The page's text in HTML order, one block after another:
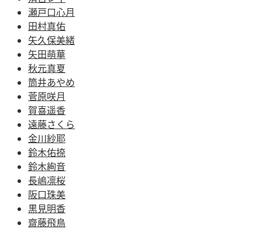
瀬戸口心月
田村真佑
矢久保美緒
矢田萌華
秋元真夏
筒井あやめ
菅原咲月
賀喜遥香
遠藤さくら
金川紗耶
鈴木佑捺
鈴木絢音
長嶋凛桜
阪口珠美
黒見明香
齋藤飛鳥